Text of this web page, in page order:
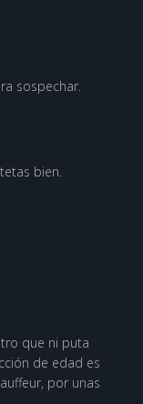
sospechar.
bien.
que ni puta
de edad es
por unas